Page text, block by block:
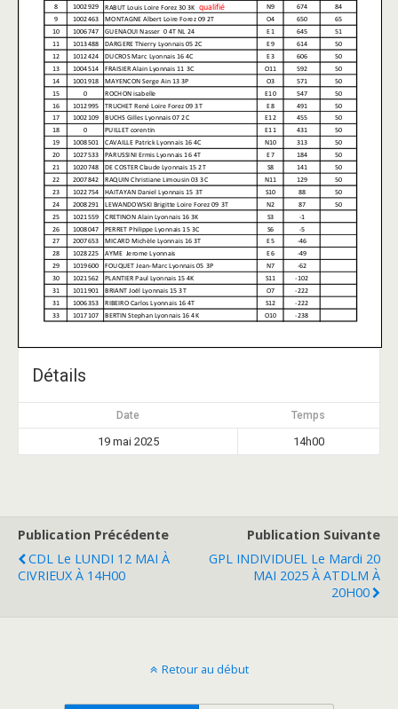
Détails
Date Temps
19 mai 2025 14h00
Publication Précédente
CDL Le LUNDI 12 MAI À
CIVRIEUX À 14H00
Publication Suivante
GPL INDIVIDUEL Le Mardi 20
MAI 2025 À ATDLM À
20H00
Retour au début